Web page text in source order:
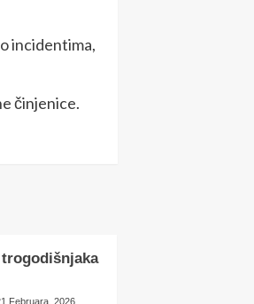
incidentima,
činjenice.
Februara, 2026